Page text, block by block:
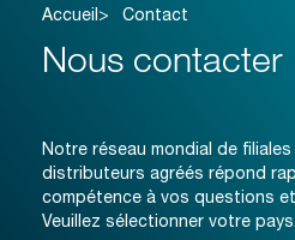
Centre SAV
Contact
Accueil Contact
Nous contacter
Notre réseau mondial de
distributeurs agréés répond
compétence à vos questions
Veuillez sélectionner votre pays.